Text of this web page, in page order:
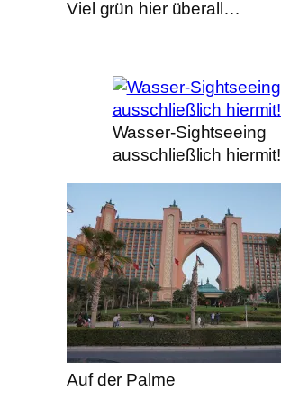
Viel grün hier überall…
Wasser-Sightseeing
ausschließlich hiermit!
Auf der Palme